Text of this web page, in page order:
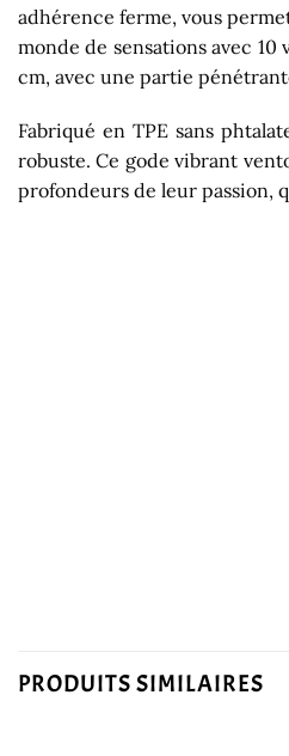
adhérence ferme, vous
monde de sensations avec
cm, avec une partie
Fabriqué en TPE sans
robuste. Ce gode vibrant
profondeurs de leur passion,
PRODUITS SIMILAIRES